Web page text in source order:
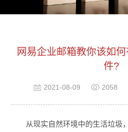
网易企业邮箱教你该如
件?
2021-08-09 2058
从现实自然环境中的生活垃圾